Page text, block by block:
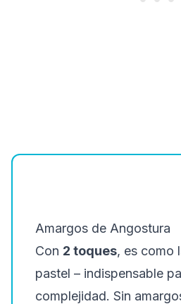
Amargos de Angostura
Con 2 toques, es como
pastel – indispensable
complejidad. Sin